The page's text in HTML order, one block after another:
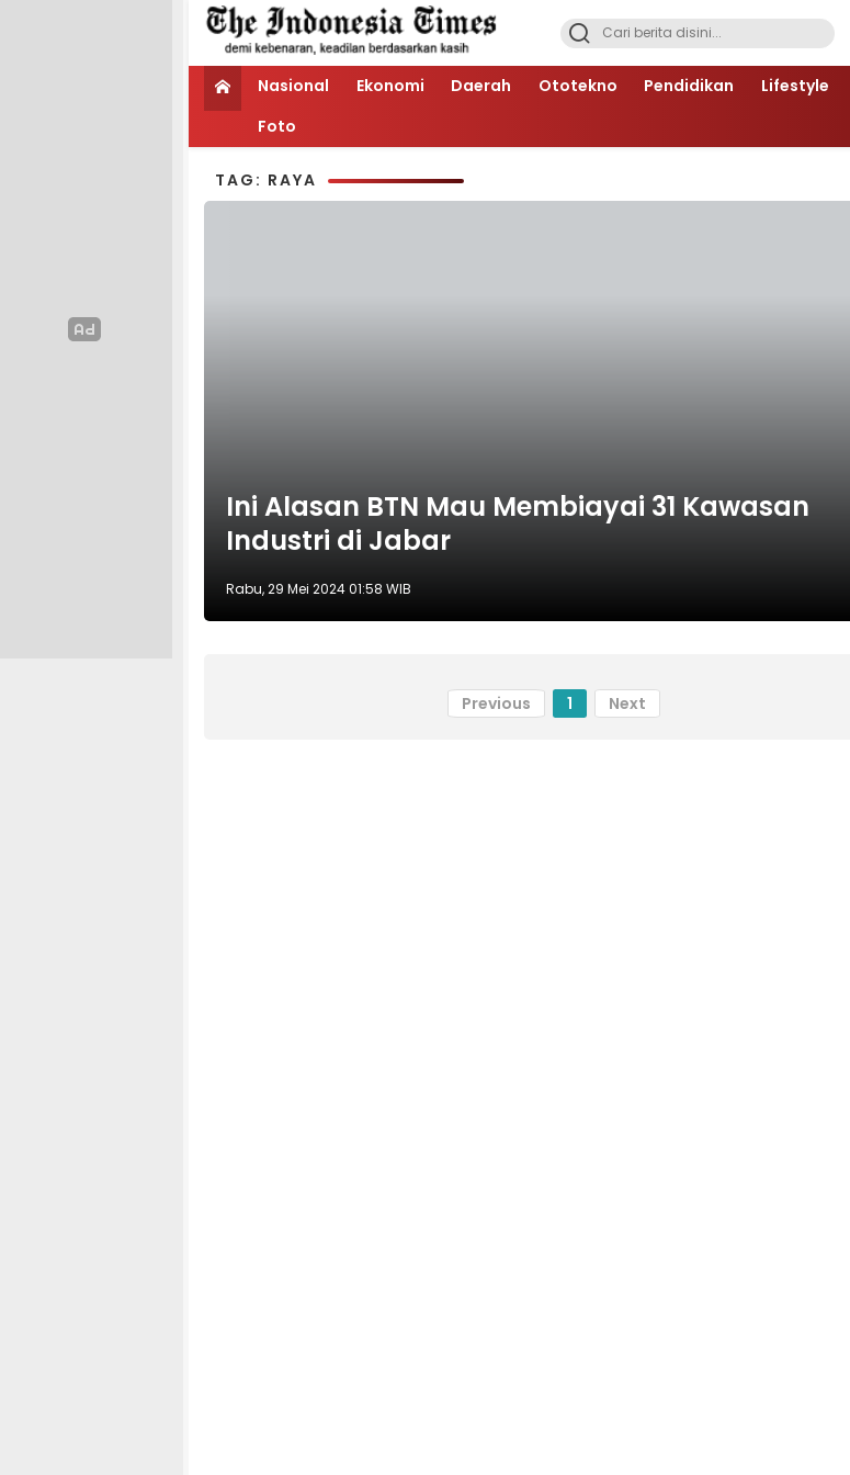
Nasional Ekonomi Daerah Ototekno Pendidikan Lifestyle
Foto
TAG: RAYA
Ini Alasan BTN Mau Membiayai 31 Kawasan
Industri di Jabar
Rabu, 29 Mei 2024 01:58 WIB
Previous 1 Next